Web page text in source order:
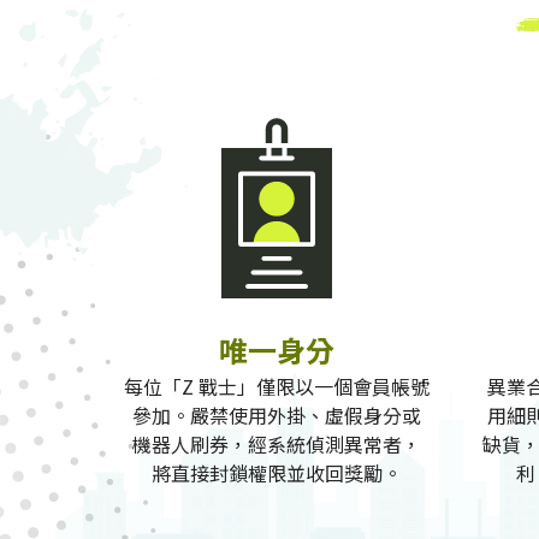
唯一身分
每位「Z 戰士」僅限以一個會員帳號
參加。嚴禁使用外掛、虛假身分或
機器人刷券，經系統偵測異常者，
將直接封鎖權限並收回獎勵。
異業
用細
缺貨